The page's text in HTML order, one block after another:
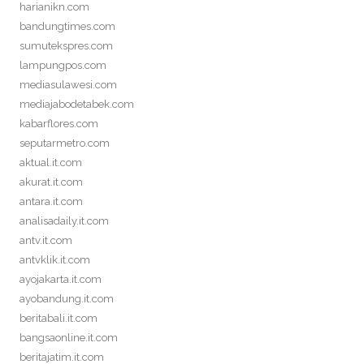
harianikn.com
bandungtimes.com
sumutekspres.com
lampungpos.com
mediasulawesi.com
mediajabodetabek.com
kabarflores.com
seputarmetro.com
aktual.it.com
akurat.it.com
antara.it.com
analisadaily.it.com
antv.it.com
antvklik.it.com
ayojakarta.it.com
ayobandung.it.com
beritabali.it.com
bangsaonline.it.com
beritajatim.it.com